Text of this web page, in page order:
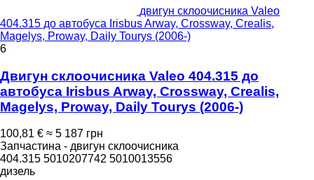
двигун склоочисника Valeo
404.315 до автобуса Irisbus Arway, Crossway, Crealis,
Magelys, Proway, Daily Tourys (2006-)
6
Двигун склоочисника Valeo 404.315 до
автобуса Irisbus Arway, Crossway, Crealis,
Magelys, Proway, Daily Tourys (2006-)
100,81 € ≈ 5 187 грн
Запчастина - двигун склоочисника
404.315 5010207742 5010013556
дизель